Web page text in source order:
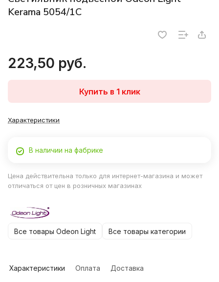
Kerama 5054/1C
223,50 руб.
Купить в 1 клик
Характеристики
В наличии на фабрике
Цена действительна только для интернет-магазина и может
отличаться от цен в розничных магазинах
Все товары Odeon Light Все товары категории
Характеристики Оплата Доставка